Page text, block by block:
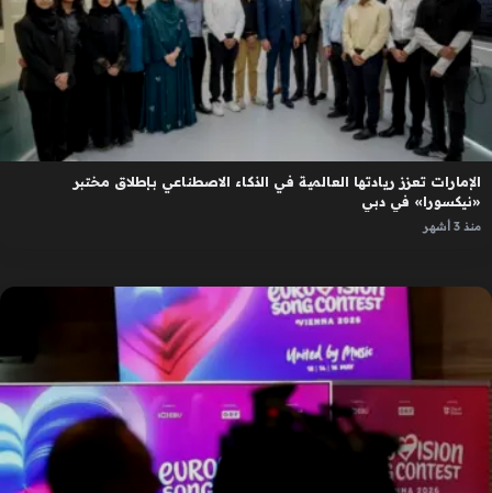
الإمارات تعزز ريادتها العالمية في الذكاء الاصطناعي بإطلاق مختبر
«نيكسورا» في دبي
منذ 3 أشهر